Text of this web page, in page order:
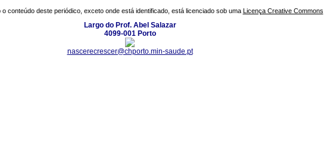
o conteúdo deste periódico, exceto onde está identificado, está licenciado sob uma Licença Creative Commons
Largo do Prof. Abel Salazar
4099-001 Porto
nascerecrescer@chporto.min-saude.pt